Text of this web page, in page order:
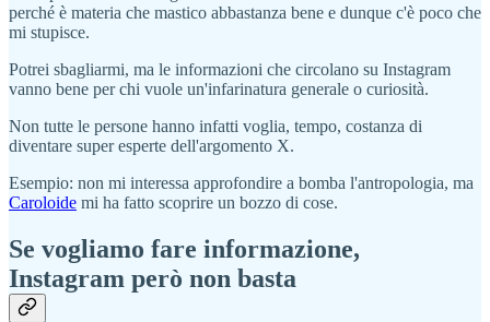
perché è materia che mastico abbastanza bene e dunque c'è poco che
mi stupisce.
Potrei sbagliarmi, ma le informazioni che circolano su Instagram
vanno bene per chi vuole un'infarinatura generale o curiosità.
Non tutte le persone hanno infatti voglia, tempo, costanza di
diventare super esperte dell'argomento X.
Esempio: non mi interessa approfondire a bomba l'antropologia, ma
Caroloide mi ha fatto scoprire un bozzo di cose.
Se vogliamo fare informazione,
Instagram però non basta